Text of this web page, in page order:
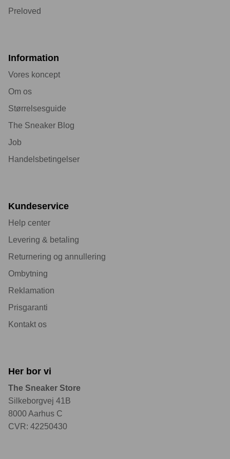
Preloved
Information
Vores koncept
Om os
Størrelsesguide
The Sneaker Blog
Job
Handelsbetingelser
Kundeservice
Help center
Levering & betaling
Returnering og annullering
Ombytning
Reklamation
Prisgaranti
Kontakt os
Her bor vi
The Sneaker Store
Silkeborgvej 41B
8000 Aarhus C
CVR: 42250430